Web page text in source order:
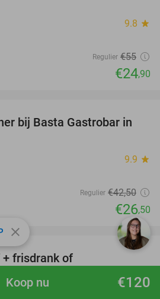
€120
Koop nu
9.8 star
Regulier €55
€24,90
38%
bij Basta Gastrobar in
9.9 star
Regulier €42,50
€26,50
30%
favorite_border
+ frisdrank of
(60 min)
close